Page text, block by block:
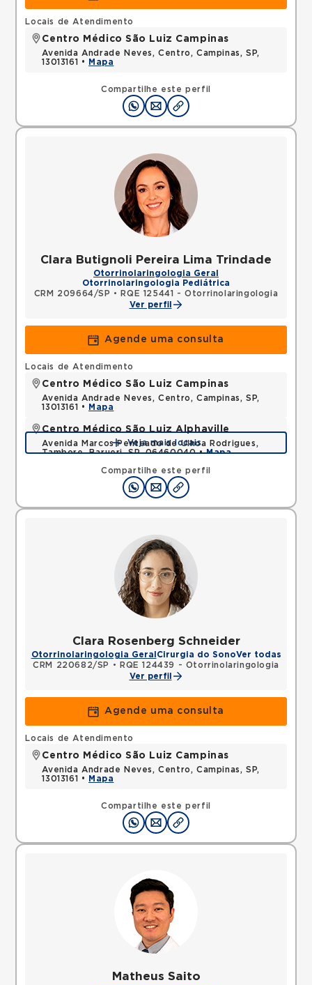
Compartilhe este perfil
Locais de Atendimento
Centro Médico São Luiz Campinas
Avenida Andrade Neves, Centro, Campinas, SP,
13013161 •
Mapa
Clara Butignoli Pereira Lima Trindade
Otorrinolaringologia Geral
Otorrinolaringologia Pediátrica
CRM 209664/SP •
RQE 125441 - Otorrinolaringologia
Ver perfil
Agende uma consulta
Compartilhe este perfil
Locais de Atendimento
Centro Médico São Luiz Campinas
Avenida Andrade Neves, Centro, Campinas, SP,
13013161 •
Mapa
Centro Médico São Luiz Alphaville
Avenida Marcos Penteado de Ulhoa Rodrigues,
Tambore, Barueri, SP, 06460040 •Mapa
Veja mais locais
Clara Rosenberg Schneider
Otorrinolaringologia Geral Cirurgia do SonoVer todas
CRM 220682/SP
•
RQE 124439 - Otorrinolaringologia
Ver perfil
Agende uma consulta
Compartilhe este perfil
Locais de Atendimento
Centro Médico São Luiz Campinas
Avenida Andrade Neves, Centro, Campinas, SP,
13013161 •
Mapa
Matheus Saito